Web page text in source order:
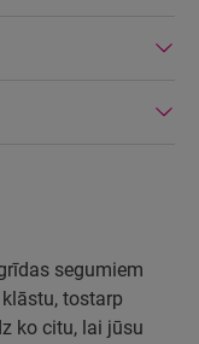
segumiem
tostarp
ko citu, lai jūsu